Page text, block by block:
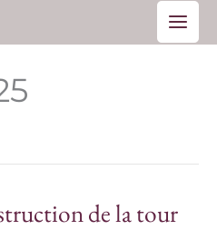
Main
de la tour